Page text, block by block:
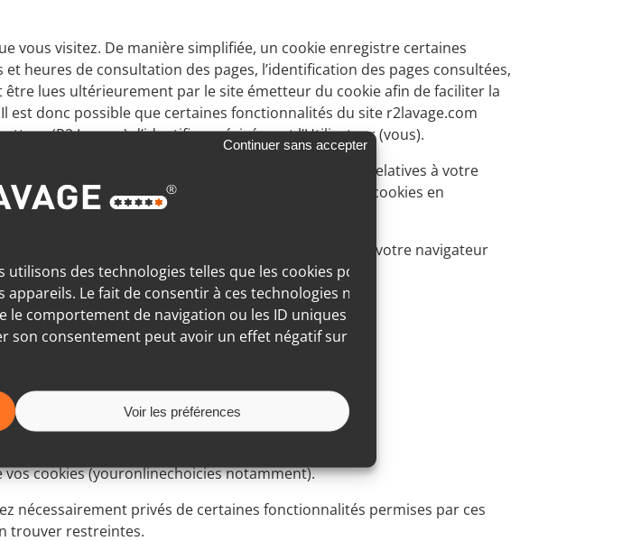
des technologies telles que les cookies pour
Le fait de consentir à ces technologies nous
comportement de navigation ou les ID uniques sur ce
son consentement peut avoir un effet négatif sur
Continuer sans accepter
Voir les préférences
vous visitez. De manière simplifiée, un cookie enregistre certaines
heures de consultation des pages, l’identification des pages consultées,
lues ultérieurement par le site émetteur du cookie afin de faciliter la
donc possible que certaines fonctionnalités du site r2lavage.com
(R2 Lavage) d’identifier précisément l’Utilisateur (vous).
ordinateur. Les cookies stockent des informations relatives à votre
Vous pouvez vous opposer à l’enregistrement des cookies en
connexion, à moins que vous n’ayez paramétré votre navigateur
que vous utilisez :
du contenu
» > Sélection du niveau souhaité
cookies (youronlinechoicies notamment).
nécessairement privés de certaines fonctionnalités permises par ces
trouver restreintes.